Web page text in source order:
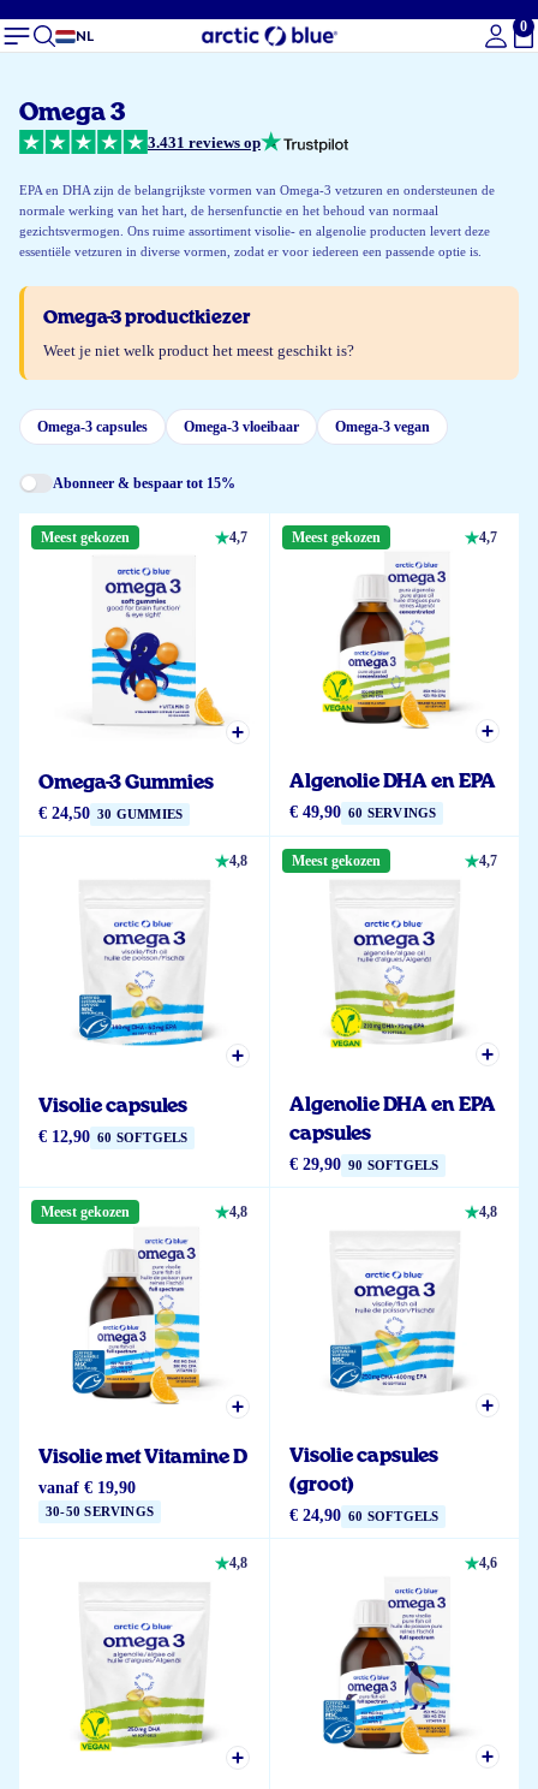
NL
0
Omega 3
3.431 reviews op
EPA en DHA zijn de belangrijkste vormen van Omega-3 vetzuren en ondersteunen de
normale werking van het hart, de hersenfunctie en het behoud van normaal
gezichtsvermogen. Ons ruime assortiment visolie- en algenolie producten levert deze
essentiële vetzuren in diverse vormen, zodat er voor iedereen een passende optie is.
Omega-3 productkiezer
Weet je niet welk product het meest geschikt is?
Omega-3 capsules Omega-3 vloeibaar Omega-3 vegan
Abonneer & bespaar tot 15%
Meest gekozen 4,7
Omega-3 Gummies
€ 24,50 30 GUMMIES
Meest gekozen 4,7
Algenolie DHA en EPA
€ 49,90 60 SERVINGS
4,8
Visolie capsules
€ 12,90 60 SOFTGELS
Meest gekozen 4,7
Algenolie DHA en EPA
capsules
€ 29,90 90 SOFTGELS
Meest gekozen 4,8
Visolie met Vitamine D
vanaf € 19,90
30-50 SERVINGS
4,8
Visolie capsules
(groot)
€ 24,90 60 SOFTGELS
4,8 4,6